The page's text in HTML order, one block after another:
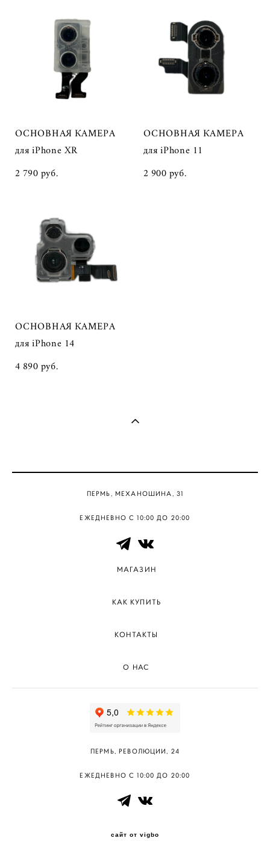
ОСНОВНАЯ КАМЕРА
для iPhone XR
2 790 pуб.
ОСНОВНАЯ КАМЕРА
для iPhone 11
2 900 pуб.
ОСНОВНАЯ КАМЕРА
для iPhone 14
4 890 pуб.
ПЕРМЬ, МЕХАНОШИНА, 31
ЕЖЕДНЕВНО С 10:00 ДО 20:00
МАГАЗИН
КАК КУПИТЬ
КОНТАКТЫ
О НАС
ПЕРМЬ, РЕВОЛЮЦИИ, 24
ЕЖЕДНЕВНО С 10:00 ДО 20:00
сайт от vigbo